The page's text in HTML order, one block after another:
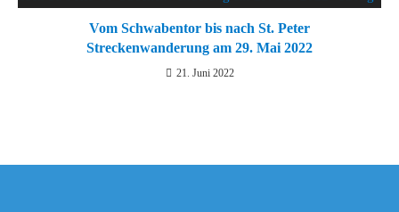
Vom Schwabentor bis nach St. Peter
Streckenwanderung am 29. Mai 2022
21. Juni 2022